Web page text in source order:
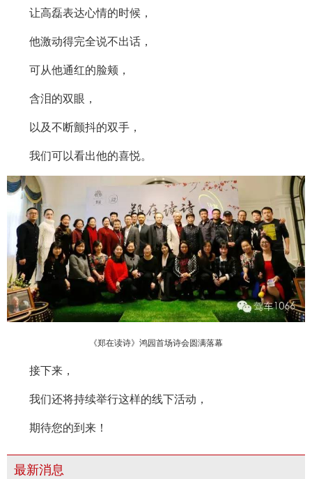
让高磊表达心情的时候，
他激动得完全说不出话，
可从他通红的脸颊，
含泪的双眼，
以及不断颤抖的双手，
我们可以看出他的喜悦。
《郑在读诗》鸿园首场诗会圆满落幕
接下来，
我们还将持续举行这样的线下活动，
期待您的到来！
最新消息